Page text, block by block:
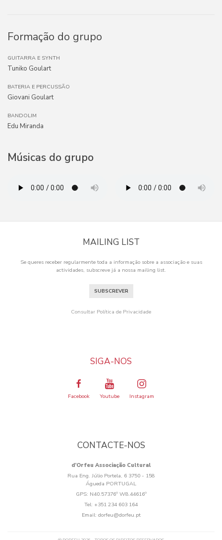
Este site utiliza cookies para lhe proporcionar uma melhor experiência de utilização.
Formação do grupo
GUITARRA E SYNTH
Tuniko Goulart
BATERIA E PERCUSSÃO
Giovani Goulart
BANDOLIM
Edu Miranda
Músicas do grupo
MAILING LIST
Se queres receber regularmente toda a informação sobre a associação e suas
actividades, subscreve já a nossa mailing list.
SUBSCREVER
Consultar Política de Privacidade
SIGA-NOS
Facebook Youtube Instagram
CONTACTE-NOS
d’Orfeu Associação Cultural
Rua Eng. Júlio Portela, 6 3750 - 158
Águeda PORTUGAL
GPS: N40.57376º W8.44616º
Tel: +351 234 603 164
Email: dorfeu@dorfeu.pt